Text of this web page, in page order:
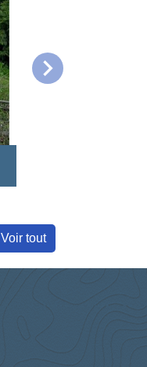
chevron_right
Voir tout